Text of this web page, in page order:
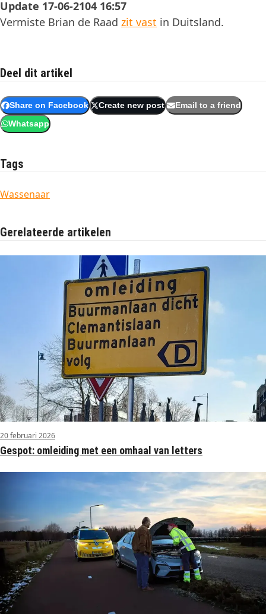
Update 17-06-2104 16:57
Vermiste Brian de Raad zit vast in Duitsland.
Deel dit artikel
Share on Facebook Create new post Email to a friend
Whatsapp
Tags
Wassenaar
Gerelateerde artikelen
20 februari 2026
Gespot: omleiding met een omhaal van letters